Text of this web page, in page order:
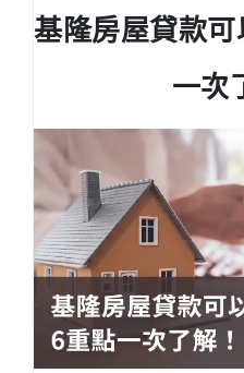
基隆房屋貸款
一次